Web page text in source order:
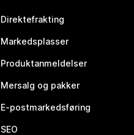
Direktefrakting
Markedsplasser
Produktanmeldelser
Mersalg og pakker
E-postmarkedsføring
SEO